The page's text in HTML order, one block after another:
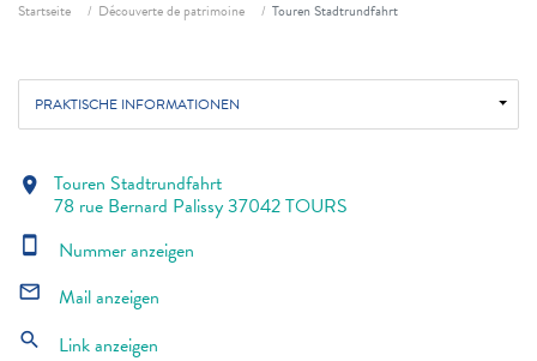
Startseite Découverte de patrimoine Touren Stadtrundfahrt
PRAKTISCHE INFORMATIONEN
location_on Touren Stadtrundfahrt
78 rue Bernard Palissy 37042 TOURS
smartphone Nummer anzeigen
mail_outline Mail anzeigen
search
Link anzeigen